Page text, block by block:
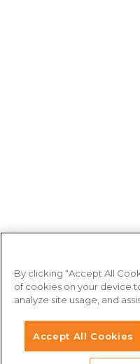
By clicking “Accept All
of cookies on your device
analyze site usage, and
Accept All Cookies